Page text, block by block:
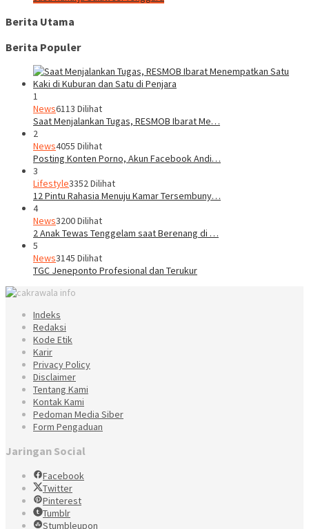
Berita Utama
Berita Populer
1
News6113 Dilihat
Saat Menjalankan Tugas, RESMOB Ibarat Me…
2
News4055 Dilihat
Posting Konten Porno, Akun Facebook Andi…
3
Lifestyle3352 Dilihat
12 Pintu Rahasia Menuju Kamar Tersembuny…
4
News3200 Dilihat
2 Anak Tewas Tenggelam saat Berenang di …
5
News3145 Dilihat
TGC Jeneponto Profesional dan Terukur
Indeks
Redaksi
Kode Etik
Karir
Privacy Policy
Disclaimer
Tentang Kami
Kontak Kami
Pedoman Media Siber
Form Pengaduan
Jaringan Social
Facebook
Twitter
Pinterest
Tumblr
Stumbleupon